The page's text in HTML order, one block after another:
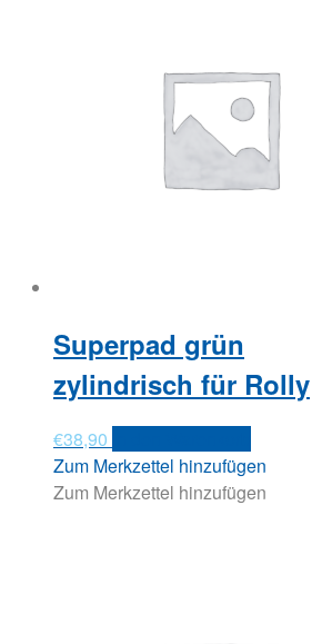
Superpad grün
zylindrisch für Rolly
€38,90
Zum Merkzettel hinzufügen
Zum Merkzettel hinzufügen